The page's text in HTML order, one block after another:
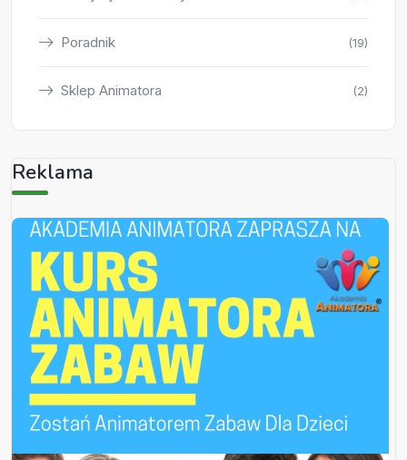
Poradnik (19)
Sklep Animatora (2)
Reklama